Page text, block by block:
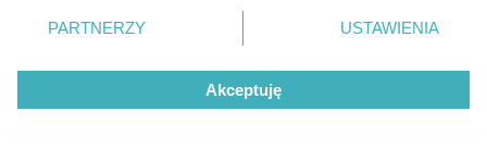
bez właściwej zgody, jest zabronione pod groźbą kary i może być ścigane
prawnie.
zmienić/wycofać klikając przycisk ustawień prywatności
znajdujący się w lewym dolnym rogu strony
rodzaje przetwarzania danych nie wymagają zgody
użytkownika, ale masz prawo sprzeciwić się takiemu
przetwarzaniu. Preferencje będą miały zastosowanie tylko
PARTNERZY USTAWIENIA
Akceptuję